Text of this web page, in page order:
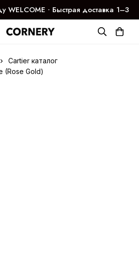
WELCOME ∙ Быстрая доставка 1–3
дня
Cartier каталог
(Rose Gold)